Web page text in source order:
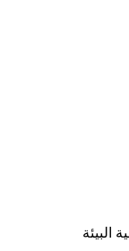
البيئة